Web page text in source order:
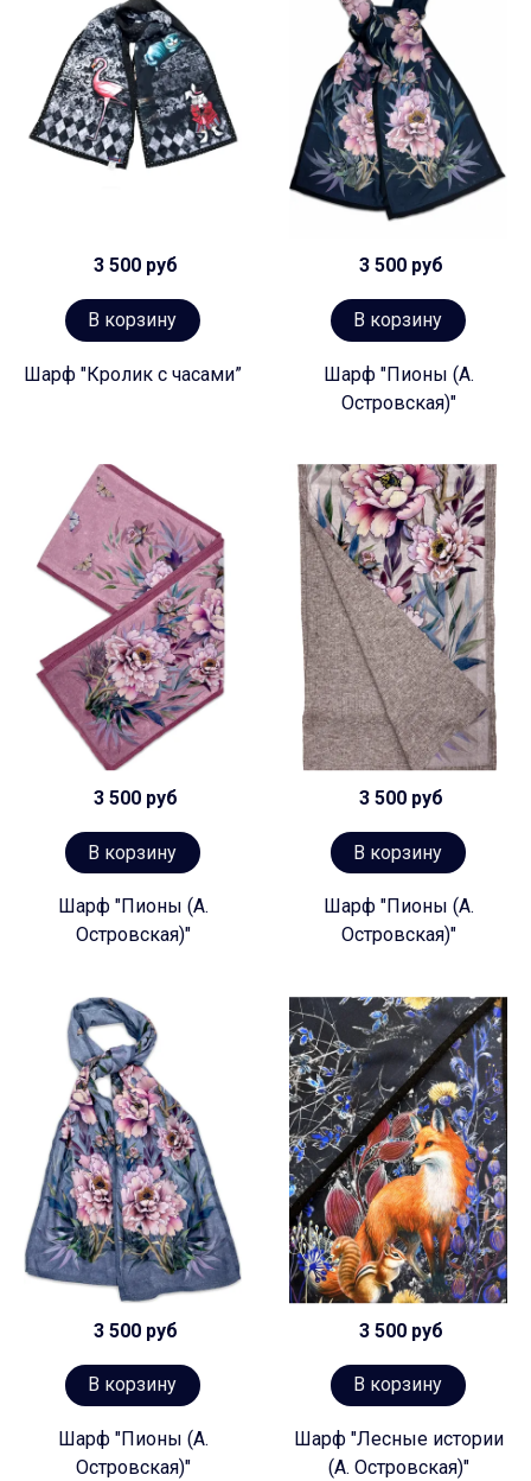
3 500 руб
В корзину
Шарф "Кролик с часами”
3 500 руб
В корзину
Шарф "Пионы (А.
Островская)"
3 500 руб
В корзину
Шарф "Пионы (А.
Островская)"
3 500 руб
В корзину
Шарф "Пионы (А.
Островская)"
3 500 руб
В корзину
Шарф "Пионы (А.
Островская)"
3 500 руб
В корзину
Шарф "Лесные истории
(А. Островская)"